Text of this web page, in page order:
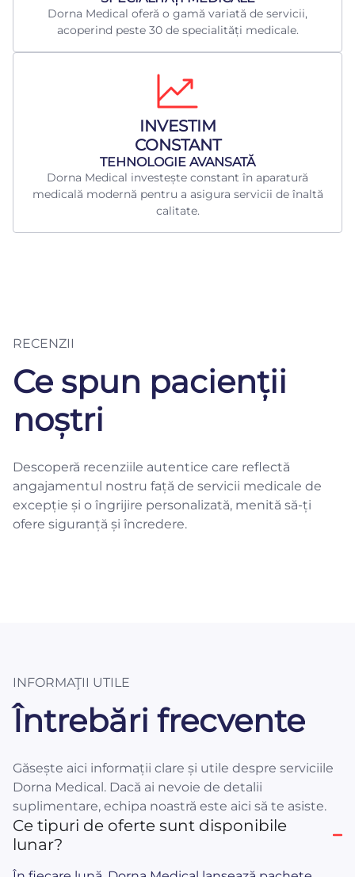
Dorna Medical oferă o gamă variată de servicii,
acoperind peste 30 de specialități medicale.
INVESTIM
CONSTANT
TEHNOLOGIE AVANSATĂ
Dorna Medical investește constant în aparatură
medicală modernă pentru a asigura servicii de înaltă
calitate.
RECENZII
Ce spun pacienții
noștri
Descoperă recenziile autentice care reflectă
angajamentul nostru față de servicii medicale de
excepție și o îngrijire personalizată, menită să-ți
ofere siguranță și încredere.
INFORMAŢII UTILE
Întrebări frecvente
Găsește aici informații clare și utile despre serviciile
Dorna Medical. Dacă ai nevoie de detalii
suplimentare, echipa noastră este aici să te asiste.
Ce tipuri de oferte sunt disponibile
lunar?